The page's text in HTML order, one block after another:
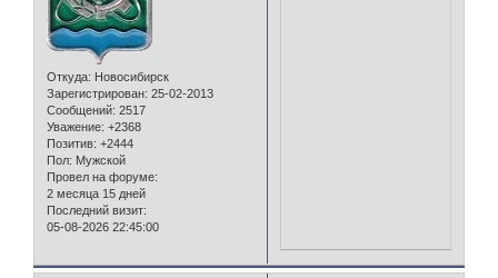
Откуда: Новосибирск
Зарегистрирован: 25-02-2013
Сообщений: 2517
Уважение: +2368
Позитив: +2444
Пол: Мужской
Провел на форуме:
2 месяца 15 дней
Последний визит:
05-08-2026 22:45:00